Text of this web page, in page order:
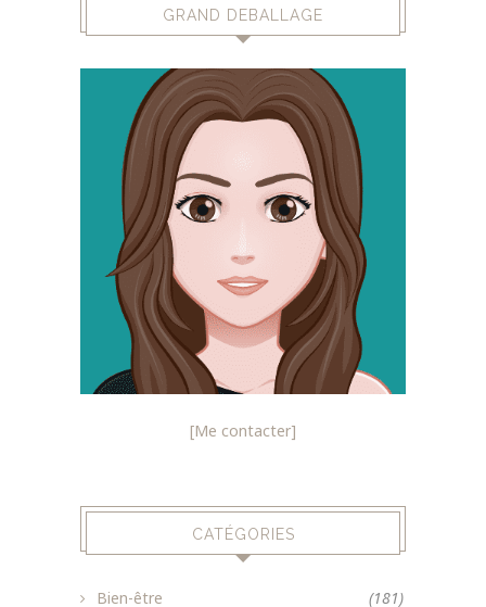
GRAND DEBALLAGE
[Me contacter]
CATÉGORIES
Bien-être (181)